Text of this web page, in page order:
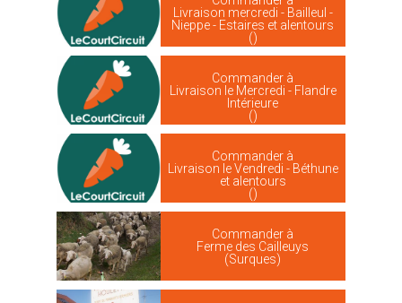
Livraison mercredi - Bailleul -
Nieppe - Estaires et alentours
()
Commander à
Livraison le Mercredi - Flandre
Intérieure
()
Commander à
Livraison le Vendredi - Béthune
et alentours
()
Commander à
Ferme des Cailleuys
(Surques)